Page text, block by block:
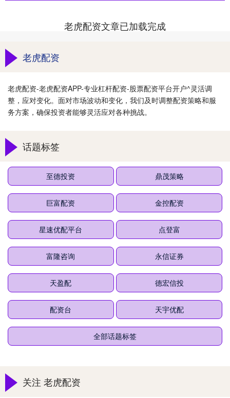
老虎配资文章已加载完成
老虎配资
老虎配资-老虎配资APP-专业杠杆配资-股票配资平台开户^灵活调
整，应对变化。面对市场波动和变化，我们及时调整配资策略和服
务方案，确保投资者能够灵活应对各种挑战。
话题标签
至德投资 鼎茂策略
巨富配资 金控配资
星速优配平台 点登富
富隆咨询 永信证券
天盈配 德宏信投
配资台 天宇优配
全部话题标签
关注 老虎配资